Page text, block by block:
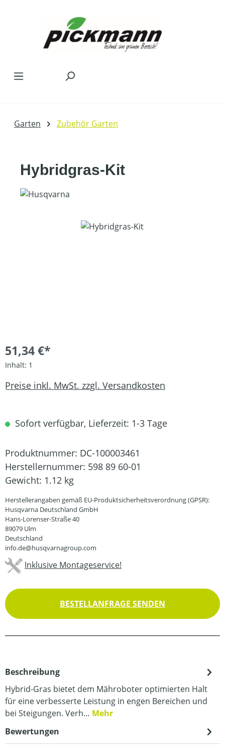
Garten Zubehör Garten
Hybridgras-Kit
Bildergalerie überspringen
51,34 €*
Inhalt: 1
Preise inkl. MwSt. zzgl. Versandkosten
Sofort verfügbar, Lieferzeit: 1-3 Tage
Produktnummer: DC-100003461
Herstellernummer: 598 89 60-01
Gewicht: 1.12 kg
Herstellerangaben gemäß EU-Produktsicherheitsverordnung (GPSR):
Husqvarna Deutschland GmbH
Hans-Lorenser-Straße 40
89079 Ulm
Deutschland
info.de@husqvarnagroup.com
Inklusive Montageservice!
BESTELLANFRAGE SENDEN
Beschreibung
Hybrid-Gras bietet dem Mähroboter optimierten Halt
für eine verbesserte Leistung in engen Bereichen und
bei Steigungen. Verh… Mehr
Bewertungen